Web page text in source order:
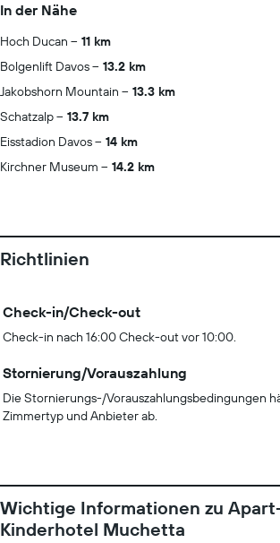
In der Nähe
Hoch Ducan
11 km
Bolgenlift Davos
13.2 km
Jakobshorn Mountain
13.3 km
Schatzalp
13.7 km
Eisstadion Davos
14 km
Kirchner Museum
14.2 km
Richtlinien
Check-in/Check-out
Check-in nach 16:00 Check-out vor 10:00.
Stornierung/Vorauszahlung
Die Stornierungs-/Vorauszahlungsbedingungen
Zimmertyp und Anbieter ab.
Wichtige Informationen zu
Kinderhotel Muchetta